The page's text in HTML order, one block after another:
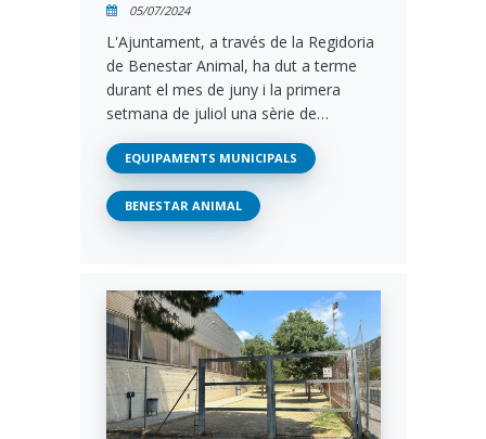
05/07/2024
L'Ajuntament, a través de la Regidoria
de Benestar Animal, ha dut a terme
durant el mes de juny i la primera
setmana de juliol una sèrie de…
EQUIPAMENTS MUNICIPALS
BENESTAR ANIMAL